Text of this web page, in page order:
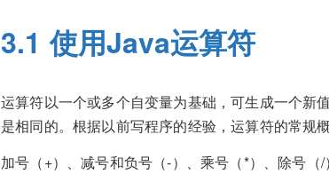
3.1 使用Java运算符
运算符以一个或多个自变量为基础，可生成一个新
是相同的。根据以前写程序的经验，运算符的常规
加号（+）、减号和负号（-）、乘号（*）、除号